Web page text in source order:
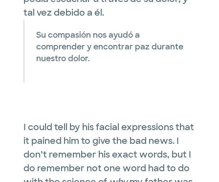
tal vez debido a él.
Su compasión nos ayudó a
comprender y encontrar paz durante
nuestro dolor.
I could tell by his facial expressions that
it pained him to give the bad news. I
don’t remember his exact words, but I
do remember not one word had to do